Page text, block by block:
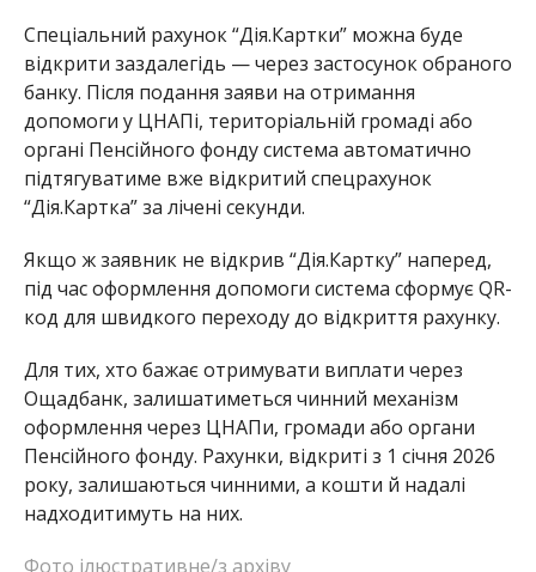
Спеціальний рахунок “Дія.Картки” можна буде
відкрити заздалегідь — через застосунок обраного
банку. Після подання заяви на отримання
допомоги у ЦНАПі, територіальній громаді або
органі Пенсійного фонду система автоматично
підтягуватиме вже відкритий спецрахунок
“Дія.Картка” за лічені секунди.
Якщо ж заявник не відкрив “Дія.Картку” наперед,
під час оформлення допомоги система сформує QR-
код для швидкого переходу до відкриття рахунку.
Для тих, хто бажає отримувати виплати через
Ощадбанк, залишатиметься чинний механізм
оформлення через ЦНАПи, громади або органи
Пенсійного фонду. Рахунки, відкриті з 1 січня 2026
року, залишаються чинними, а кошти й надалі
надходитимуть на них.
Фото ілюстративне/з архіву